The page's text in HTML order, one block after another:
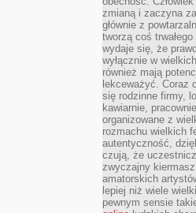
zmianą i zaczyna
głównie z
tworzą coś
wydaje się, że
wyłącznie w
również mają
lekceważyć. Coraz
się rodzinne firmy,
kawiarnie,
organizowane z
rozmachu wielkich
autentyczność,
czują, że
zwyczajny
amatorskich
lepiej niż wiele
pewnym sensie